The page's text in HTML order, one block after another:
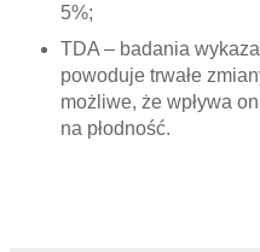
5%;
TDA – badania
powoduje trwałe
możliwe, że wpływa
na płodność.